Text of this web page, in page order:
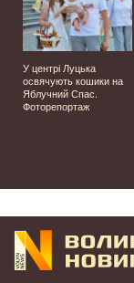
У центрі Луцька
освячують кошики на
Яблучний Спас.
Фоторепортаж